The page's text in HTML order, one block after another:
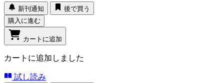
新刊通知
後で買う
購入に進む
カートに追加
カートに追加しました
試し読み